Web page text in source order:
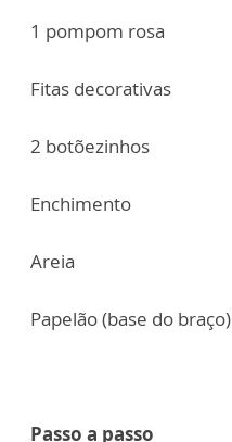
1 pompom rosa
Fitas decorativas
2 botõezinhos
Enchimento
Areia
Papelão (base do braço)
Passo a passo